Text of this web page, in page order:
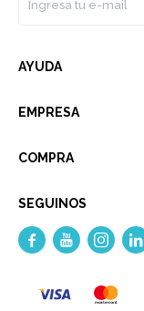
AYUDA
EMPRESA
COMPRA
SEGUINOS
   